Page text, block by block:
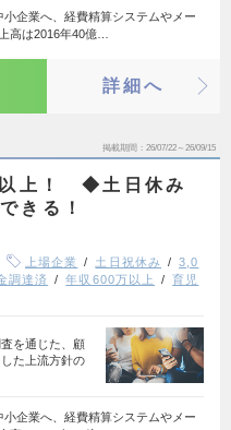
企業へ、経費精算システムやメー
高は2016年40億…
詳細へ
掲載期間 26/07/22～26/09/15
以上！ ◆土日休み
きる！
上場企業 土日祝休み
3,0
調達済 年収600万以上
育児
を通じた、顧
た上流方針の
企業へ、経費精算システムやメー